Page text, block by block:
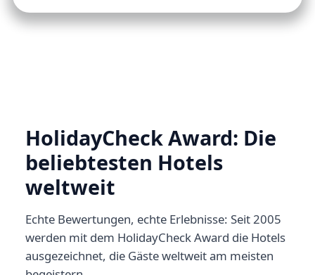
HolidayCheck Award: Die
beliebtesten Hotels
weltweit
Echte Bewertungen, echte Erlebnisse: Seit 2005
werden mit dem HolidayCheck Award die Hotels
ausgezeichnet, die Gäste weltweit am meisten